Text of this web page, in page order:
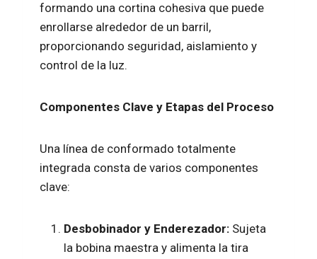
formando una cortina cohesiva que puede
enrollarse alrededor de un barril,
proporcionando seguridad, aislamiento y
control de la luz.
Componentes Clave y Etapas del Proceso
Una línea de conformado totalmente
integrada consta de varios componentes
clave:
Desbobinador y Enderezador: Sujeta
la bobina maestra y alimenta la tira